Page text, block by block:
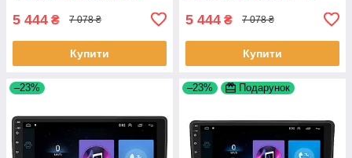
5 444 ₴ 7 078 ₴
Купити
5 444 ₴ 7 078 ₴
Купити
–23% –23% Подарунок